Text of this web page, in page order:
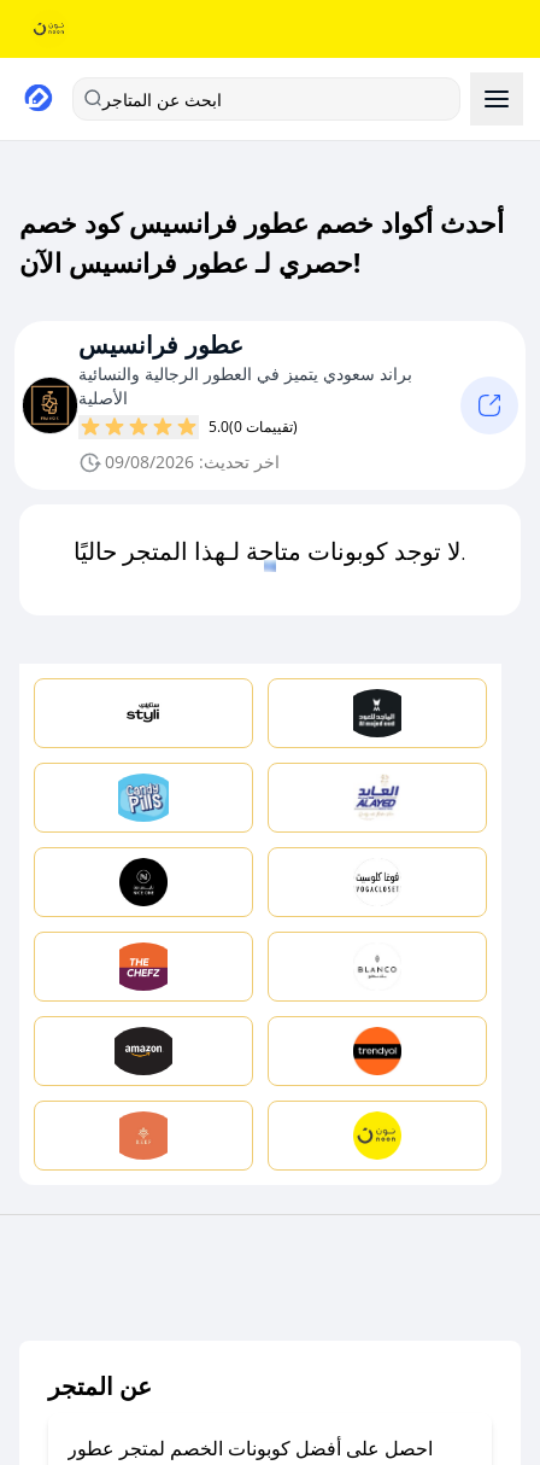
ابحث عن المتاجر
أحدث أكواد خصم عطور فرانسيس كود خصم
حصري لـ عطور فرانسيس الآن!
عطور فرانسيس
براند سعودي يتميز في العطور الرجالية والنسائية
الأصلية
5.0 (0 تقييمات)
اخر تحديث: 09/08/2026
لا توجد كوبونات متاحة لـهذا المتجر حاليًا.
عن المتجر
احصل على أفضل كوبونات الخصم لمتجر عطور